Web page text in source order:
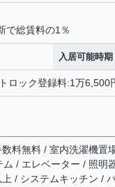
で総賃料の1％
入居可能時期
ロック登録料:1万6,500
料無料 / 室内洗濯機
/ エレベーター / 照明
/ システムキッチン /